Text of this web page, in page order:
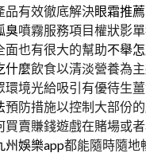
品有效徹底解決眼霜推薦
臭噴霧服務項目權狀影
面也有很大的幫助不舉
什麼飲食以清淡營養為
境光給吸引有優待生薑
預防措施以控制大部份
買賣賺錢遊戲在賭場或
州娛樂app都能隨時隨地